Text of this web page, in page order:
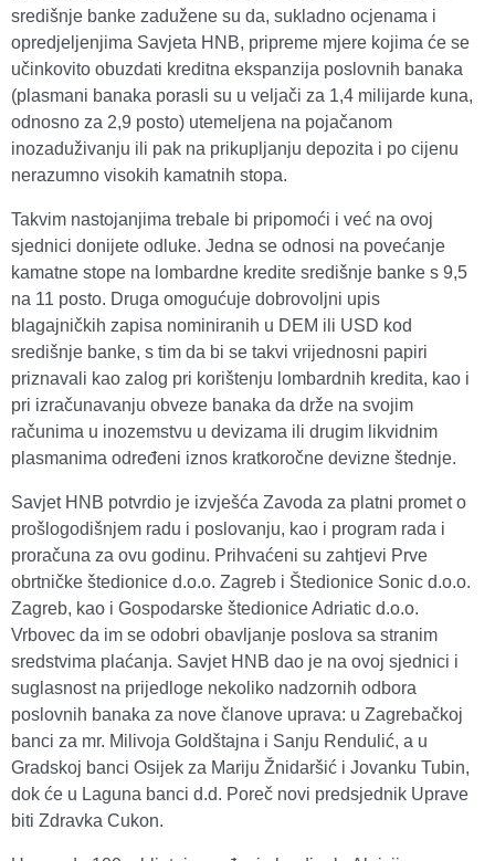
središnje banke zadužene su da, sukladno ocjenama i
opredjeljenjima Savjeta HNB, pripreme mjere kojima će se
učinkovito obuzdati kreditna ekspanzija poslovnih banaka
(plasmani banaka porasli su u veljači za 1,4 milijarde kuna,
odnosno za 2,9 posto) utemeljena na pojačanom
inozaduživanju ili pak na prikupljanju depozita i po cijenu
nerazumno visokih kamatnih stopa.
Takvim nastojanjima trebale bi pripomoći i već na ovoj
sjednici donijete odluke. Jedna se odnosi na povećanje
kamatne stope na lombardne kredite središnje banke s 9,5
na 11 posto. Druga omogućuje dobrovoljni upis
blagajničkih zapisa nominiranih u DEM ili USD kod
središnje banke, s tim da bi se takvi vrijednosni papiri
priznavali kao zalog pri korištenju lombardnih kredita, kao i
pri izračunavanju obveze banaka da drže na svojim
računima u inozemstvu u devizama ili drugim likvidnim
plasmanima određeni iznos kratkoročne devizne štednje.
Savjet HNB potvrdio je izvješća Zavoda za platni promet o
prošlogodišnjem radu i poslovanju, kao i program rada i
proračuna za ovu godinu. Prihvaćeni su zahtjevi Prve
obrtničke štedionice d.o.o. Zagreb i Štedionice Sonic d.o.o.
Zagreb, kao i Gospodarske štedionice Adriatic d.o.o.
Vrbovec da im se odobri obavljanje poslova sa stranim
sredstvima plaćanja. Savjet HNB dao je na ovoj sjednici i
suglasnost na prijedloge nekoliko nadzornih odbora
poslovnih banaka za nove članove uprava: u Zagrebačkoj
banci za mr. Milivoja Goldštajna i Sanju Rendulić, a u
Gradskoj banci Osijek za Mariju Žnidaršić i Jovanku Tubin,
dok će u Laguna banci d.d. Poreč novi predsjednik Uprave
biti Zdravka Cukon.